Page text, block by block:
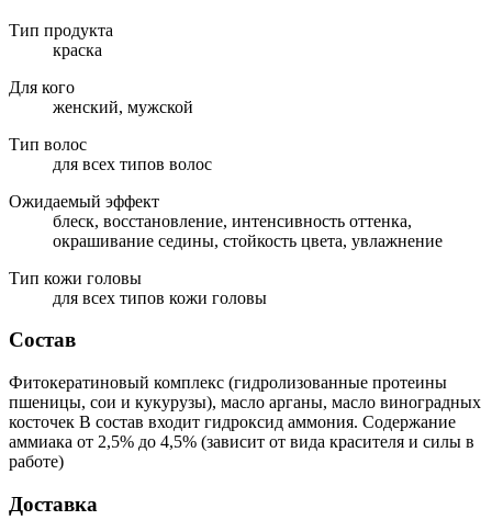
Тип продукта
краска
Для кого
женский, мужской
Тип волос
для всех типов волос
Ожидаемый эффект
блеск, восстановление, интенсивность оттенка,
окрашивание седины, стойкость цвета, увлажнение
Тип кожи головы
для всех типов кожи головы
Состав
Фитокератиновый комплекс (гидролизованные протеины
пшеницы, сои и кукурузы), масло арганы, масло виноградных
косточек В состав входит гидроксид аммония. Содержание
аммиака от 2,5% до 4,5% (зависит от вида красителя и силы в
работе)
Доставка